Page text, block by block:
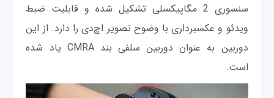
سنسوری 2 مگاپیکسلی تشکیل شده و قابلیت ضبط
ویدئو و عکسبرداری با وضوح تصویر اچ‌دی را دارد. از این
دوربین به عنوان دوربین سلفی بند CMRA یاد شده
است.